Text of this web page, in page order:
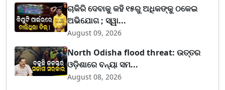
ଚାକିରି ଦେବାକୁ କହି ୧୫ରୁ ଅଧିକଙ୍କୁ ଠକେଇ
ଅଭିଯୋଗ ; ସ୍ୱା...
August 09, 2026
North Odisha flood threat: ଉତ୍ତର
ଓଡ଼ିଶାରେ ବନ୍ୟା ସମ...
August 08, 2026